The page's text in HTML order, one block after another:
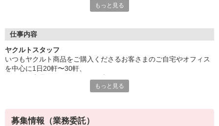
保育所は営業所のそばにあるのでお迎えもラクラク♪
※設置されている保育所は無償化対象施設です。
家事・育児時間にもゆとりが持てますよ♪
主婦・ママスタッフが多いので、
仕事や子育てについてなどイロイロ相談できて心強い！
研修や先輩の同行研修など手厚いサポートがあるので、
もっと見る
仕事内容
ヤクルトスタッフ
いつもヤクルト商品をご購入くださるお客さまのご自宅やオフィス
を中心に1日20軒〜30軒、
商品を通じてお客さまとふれあう楽しさ、健康的な生活にお役立ち
す！
もっと見る
募集情報（業務委託）